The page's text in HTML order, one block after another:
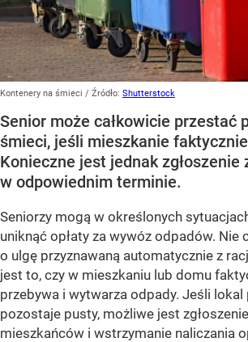
Kontenery na śmieci / Źródło: Shutterstock
Senior może całkowicie przestać
śmieci, jeśli mieszkanie
Konieczne jest jednak zgłoszenie
w odpowiednim terminie.
Seniorzy mogą w określonych
uniknąć opłaty za wywóz odpadów. Nie
o ulgę przyznawaną automatycznie z
jest to, czy w mieszkaniu lub domu
przebywa i wytwarza odpady. Jeśli lokal
pozostaje pusty, możliwe jest
mieszkańców i wstrzymanie naliczania